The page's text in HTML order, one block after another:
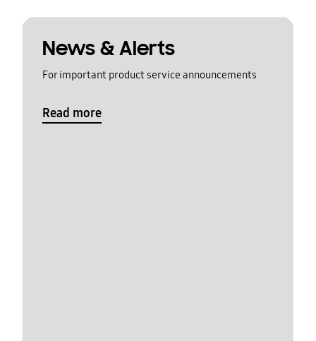
News & Alerts
For important product service announcements
Read more